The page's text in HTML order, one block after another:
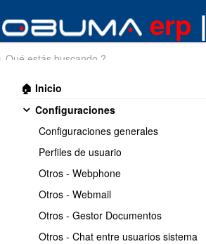
erp |
🏠 Inicio
Configuraciones
Configuraciones generales
Perfiles de usuario
Otros - Webphone
Otros - Webmail
Otros - Gestor Documentos
Otros - Chat entre usuarios sistema
Configuraciones
Imprimir << Anterior 7 / 8